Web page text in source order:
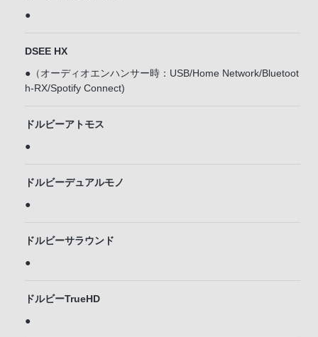
●
DSEE HX
●（オーディオエンハンサー時：USB/Home Network/Bluetoot
h-RX/Spotify Connect)
ドルビーアトモス
●
ドルビーデュアルモノ
●
ドルビーサラウンド
●
ドルビーTrueHD
●